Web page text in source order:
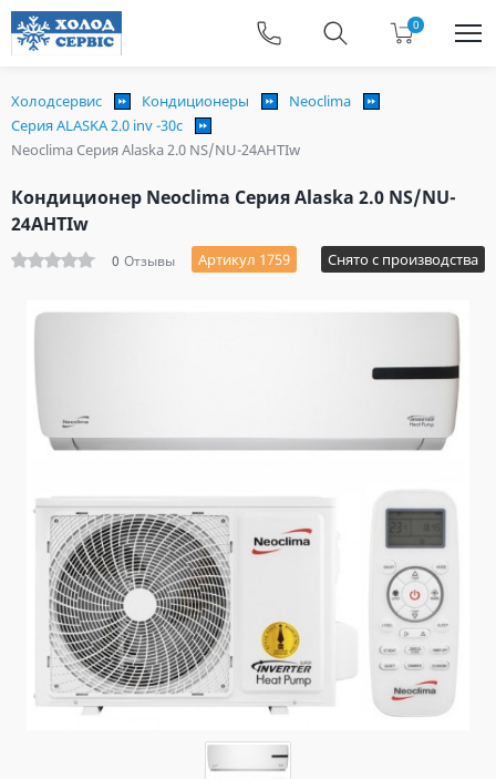
0
Холодсервис Кондиционеры
Neoclima
Серия ALASKA 2.0 inv -30c
Neoclima Серия Alaska 2.0 NS/NU-24AHTIw
Кондиционер Neoclima Серия Alaska 2.0 NS/NU-
24AHTIw
0 Отзывы Артикул 1759 Снято с производства